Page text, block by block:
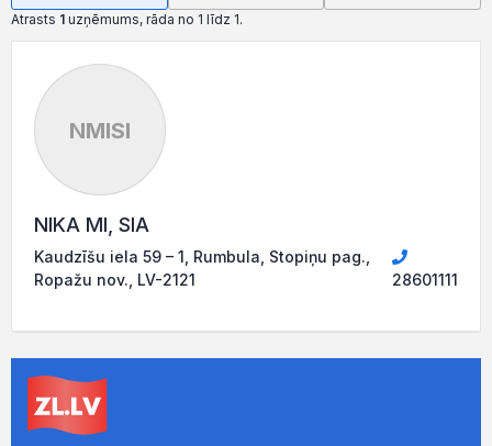
Atrasts 1 uzņēmums, rāda no 1 līdz 1.
NMISI
NIKA MI, SIA
Kaudzīšu iela 59 – 1, Rumbula, Stopiņu pag.,
Ropažu nov., LV-2121
28601111